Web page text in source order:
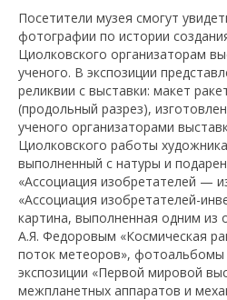
Посетители музея смогут
фотографии по истории
Циолковского организаторам
ученого. В экспозиции
реликвии с выставки: макет
(продольный разрез),
ученого организаторами
Циолковского работы
выполненный с натуры и
«Ассоциация изобретателей —
«Ассоциация изобретателей-
картина, выполненная одним из
А.Я. Федоровым «Космическая
поток метеоров»,
экспозиции «Первой мировой
межпланетных аппаратов и